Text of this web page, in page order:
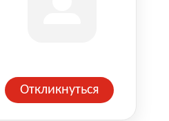
Откликнуться